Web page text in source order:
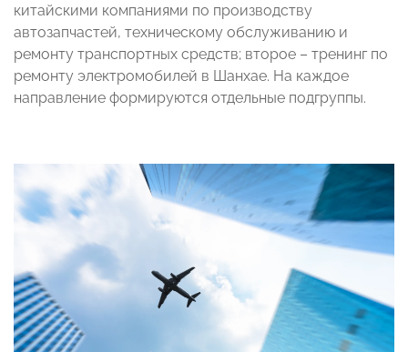
китайскими компаниями по производству
автозапчастей, техническому обслуживанию и
ремонту транспортных средств; второе – тренинг по
ремонту электромобилей в Шанхае. На каждое
направление формируются отдельные подгруппы.